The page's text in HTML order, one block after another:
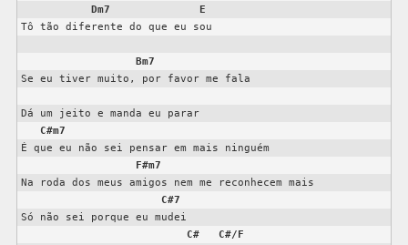
Dm7
E
Tô tão diferente do que eu sou
Bm7
Se eu tiver muito, por favor me fala
Dá um jeito e manda eu parar
C#m7
É que eu não sei pensar em mais ninguém
F#m7
Na roda dos meus amigos nem me reconhecem mais
C#7
Só não sei porque eu mudei
C#
C#/F